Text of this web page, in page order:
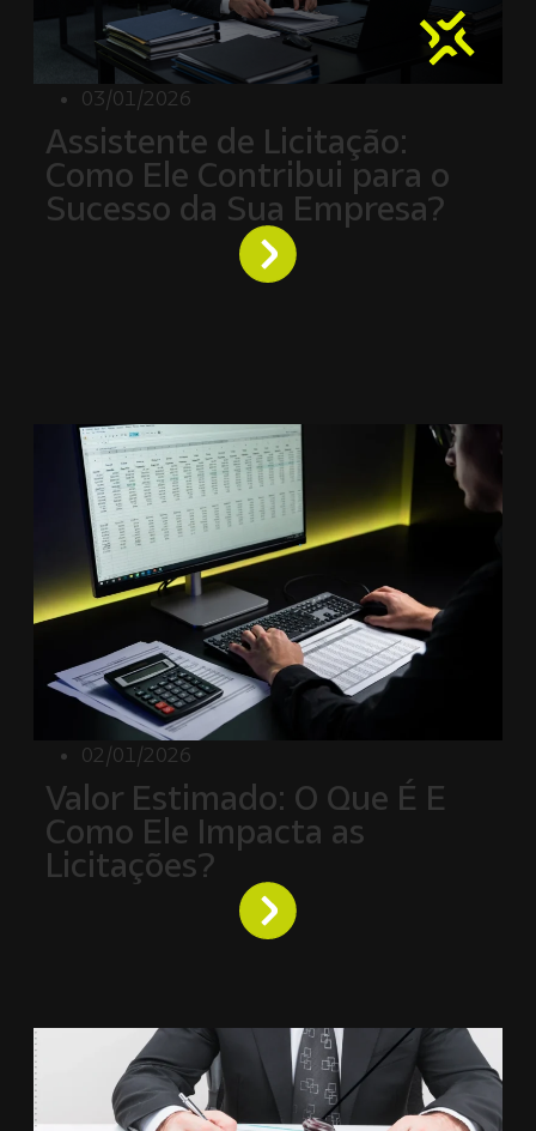
03/01/2026
Assistente de Licitação:
Como Ele Contribui para o
Sucesso da Sua Empresa?
02/01/2026
Valor Estimado: O Que É E
Como Ele Impacta as
Licitações?